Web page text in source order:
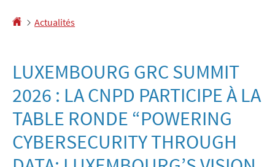
Accueil
Actualités
LUXEMBOURG GRC SUMMIT
2026 : LA CNPD PARTICIPE À LA
TABLE RONDE “POWERING
CYBERSECURITY THROUGH